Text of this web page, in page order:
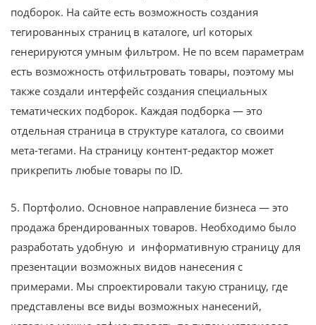
подборок. На сайте есть возможность создания
тегированных страниц в каталоге, url которых
генерируются умным фильтром. Не по всем параметрам
есть возможность отфильтровать товары, поэтому мы
также создали интерфейс создания специальных
тематических подборок. Каждая подборка — это
отдельная страница в структуре каталога, со своими
мета-тегами. На страницу контент-редактор может
прикрепить любые товары по ID.
5. Портфолио. Основное направление бизнеса — это
продажа брендированных товаров. Необходимо было
разработать удобную и информативную страницу для
презентации возможных видов нанесения с
примерами. Мы спроектировали такую страницу, где
представлены все виды возможных нанесений,